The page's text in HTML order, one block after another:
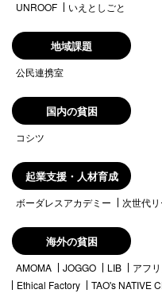
UNROOF いえとしごと
地域課題
公民連携室
国内の貧困
コシツ
起業支援・人材育成
ボーダレスアカデミー 次世代
海外の貧困
AMOMA JOGGO LIB アフ
Ethical Factory
TAO's NATIVE